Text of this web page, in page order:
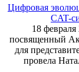
Цифровая
CAT-
18
посвященный
для
провела